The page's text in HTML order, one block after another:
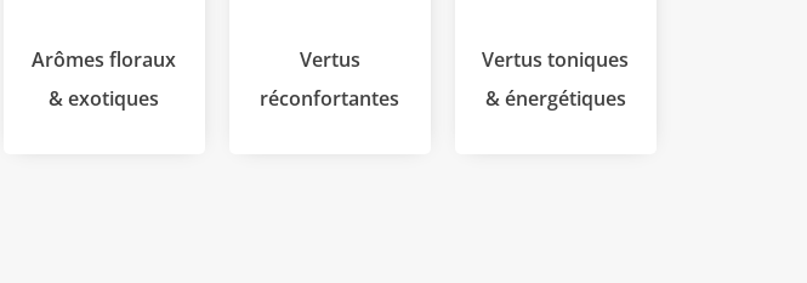
Arômes floraux
& exotiques
Vertus
réconfortantes
Vertus toniques
& énergétiques